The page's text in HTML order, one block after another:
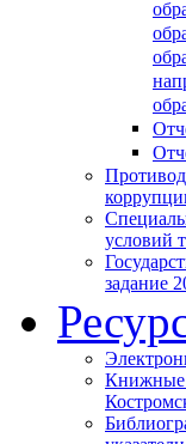
условий
задание
Книжные